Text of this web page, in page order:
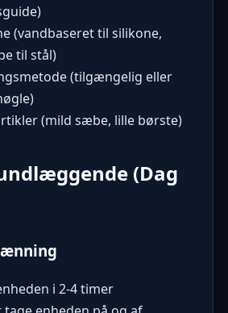
)
(vandbaseret til silikone,
til stål)
(tilgængelig eller
(mild sæbe, lille børste)
(Dag
i 2-4 timer